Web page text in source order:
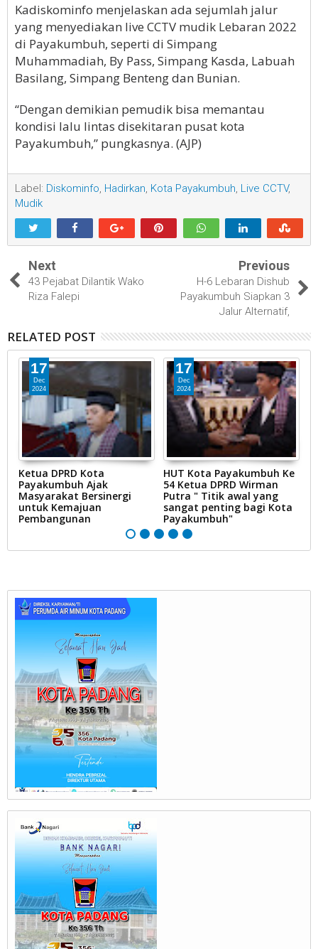
Kadiskominfo menjelaskan ada sejumlah jalur
yang menyediakan live CCTV mudik Lebaran 2022
di Payakumbuh, seperti di Simpang
Muhammadiah, By Pass, Simpang Kasda, Labuah
Basilang, Simpang Benteng dan Bunian.
“Dengan demikian pemudik bisa memantau
kondisi lalu lintas disekitaran pusat kota
Payakumbuh,” pungkasnya. (AJP)
Label: Diskominfo, Hadirkan, Kota Payakumbuh, Live CCTV,
Mudik
Next
43 Pejabat Dilantik Wako
Riza Falepi
Previous
H-6 Lebaran Dishub
Payakumbuh Siapkan 3
Jalur Alternatif,
RELATED POST
17
Dec
2024
Ketua DPRD Kota
Payakumbuh Ajak
Masyarakat Bersinergi
untuk Kemajuan
Pembangunan
17
Dec
2024
HUT Kota Payakumbuh Ke
54 Ketua DPRD Wirman
Putra " Titik awal yang
sangat penting bagi Kota
Payakumbuh"